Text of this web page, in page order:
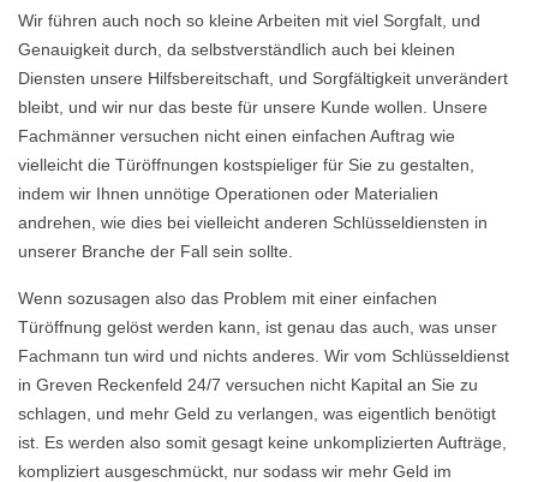
Wir führen auch noch so kleine Arbeiten mit viel Sorgfalt, und
Genauigkeit durch, da selbstverständlich auch bei kleinen
Diensten unsere Hilfsbereitschaft, und Sorgfältigkeit unverändert
bleibt, und wir nur das beste für unsere Kunde wollen. Unsere
Fachmänner versuchen nicht einen einfachen Auftrag wie
vielleicht die Türöffnungen kostspieliger für Sie zu gestalten,
indem wir Ihnen unnötige Operationen oder Materialien
andrehen, wie dies bei vielleicht anderen Schlüsseldiensten in
unserer Branche der Fall sein sollte.
Wenn sozusagen also das Problem mit einer einfachen
Türöffnung gelöst werden kann, ist genau das auch, was unser
Fachmann tun wird und nichts anderes. Wir vom Schlüsseldienst
in Greven Reckenfeld 24/7 versuchen nicht Kapital an Sie zu
schlagen, und mehr Geld zu verlangen, was eigentlich benötigt
ist. Es werden also somit gesagt keine unkomplizierten Aufträge,
kompliziert ausgeschmückt, nur sodass wir mehr Geld im